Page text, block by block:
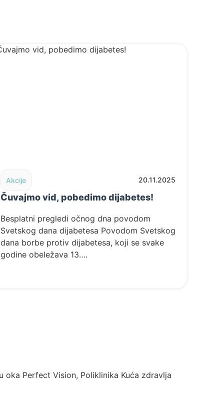
Akcije 20.11.2025
Čuvajmo vid, pobedimo dijabetes!
Besplatni pregledi očnog dna povodom
Svetskog dana dijabetesa Povodom Svetskog
dana borbe protiv dijabetesa, koji se svake
godine obeležava 13….